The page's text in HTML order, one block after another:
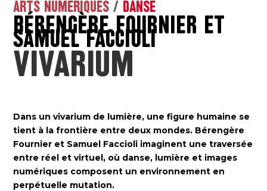
ARTS NUMÉRIQUES / DANSE
BÉRENGÈRE FOURNIER ET
SAMUEL FACCIOLI
Vivarium
Dans un vivarium de lumière, une figure humaine se
tient à la frontière entre deux mondes. Bérengère
Fournier et Samuel Faccioli imaginent une traversée
entre réel et virtuel, où danse, lumière et images
numériques composent un environnement en
perpétuelle mutation.